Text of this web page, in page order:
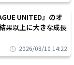
UNITED』のオ
果以上に大きな成長
2026/08/10 14:22